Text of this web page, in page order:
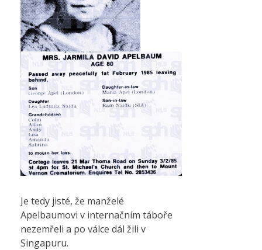
Je tedy jisté, že manželé
Apelbaumovi v internačním táboře
nezemřeli a po válce dál žili v
Singapuru.